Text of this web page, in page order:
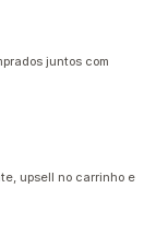
juntos com
upsell no carrinho e